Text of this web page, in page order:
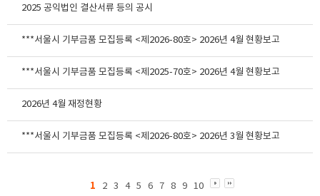
2025 공익법인 결산서류 등의 공시
***서울시 기부금품 모집등록 <제2026-80호> 2026년 4월 현황보고
***서울시 기부금품 모집등록 <제2025-70호> 2026년 4월 현황보고
2026년 4월 재정현황
***서울시 기부금품 모집등록 <제2026-80호> 2026년 3월 현황보고
1 2 3 4 5 6 7 8 9 10